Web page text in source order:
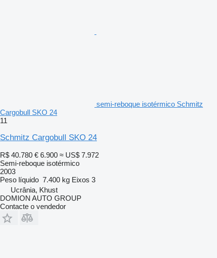
semi-reboque isotérmico Schmitz
Cargobull SKO 24
11
Schmitz Cargobull SKO 24
R$ 40.780 € 6.900 ≈ US$ 7.972
Semi-reboque isotérmico
2003
Peso líquido 7.400 kg Eixos 3
Ucrânia, Khust
DOMION AUTO GROUP
Contacte o vendedor